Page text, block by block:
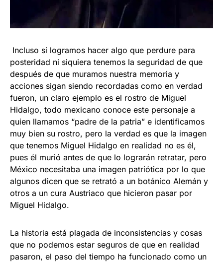
Incluso si logramos hacer algo que perdure para
posteridad ni siquiera tenemos la seguridad de que
después de que muramos nuestra memoria y
acciones sigan siendo recordadas como en verdad
fueron, un claro ejemplo es el rostro de Miguel
Hidalgo, todo mexicano conoce este personaje a
quien llamamos “padre de la patria” e identificamos
muy bien su rostro, pero la verdad es que la imagen
que tenemos Miguel Hidalgo en realidad no es él,
pues él murió antes de que lo lograrán retratar, pero
México necesitaba una imagen patriótica por lo que
algunos dicen que se retrató a un botánico Alemán y
otros a un cura Austriaco que hicieron pasar por
Miguel Hidalgo.
La historia está plagada de inconsistencias y cosas
que no podemos estar seguros de que en realidad
pasaron, el paso del tiempo ha funcionado como un